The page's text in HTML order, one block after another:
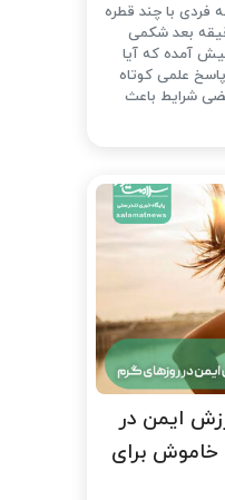
فردی با چند قطره
بعد شکمی
پیش آمده که آیا
علمی کوتاه
شرایط باعث
ایمن در
خاموش برای